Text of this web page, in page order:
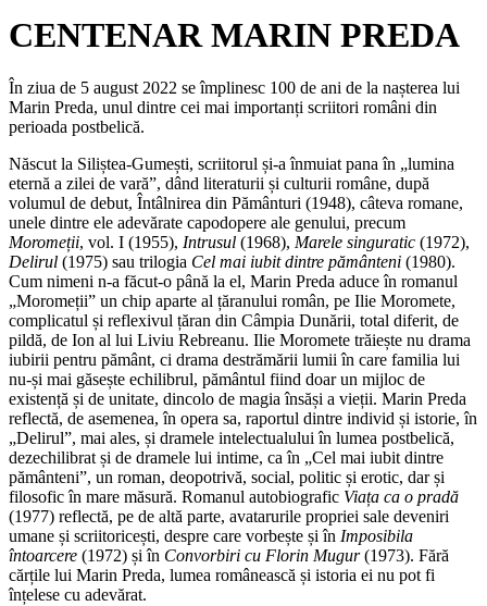
CENTENAR MARIN PREDA
În ziua de 5 august 2022 se împlinesc 100 de ani de la nașterea lui
Marin Preda, unul dintre cei mai importanți scriitori români din
perioada postbelică.
Născut la Siliștea-Gumești, scriitorul și-a înmuiat pana în „lumina
eternă a zilei de vară”, dând literaturii și culturii române, după
volumul de debut, Întâlnirea din Pământuri (1948), câteva romane,
unele dintre ele adevărate capodopere ale genului, precum
Moromeții, vol. I (1955), Intrusul (1968), Marele singuratic (1972),
Delirul (1975) sau trilogia Cel mai iubit dintre pământeni (1980).
Cum nimeni n-a făcut-o până la el, Marin Preda aduce în romanul
„Moromeții” un chip aparte al țăranului român, pe Ilie Moromete,
complicatul și reflexivul țăran din Câmpia Dunării, total diferit, de
pildă, de Ion al lui Liviu Rebreanu. Ilie Moromete trăiește nu drama
iubirii pentru pământ, ci drama destrămării lumii în care familia lui
nu-și mai găsește echilibrul, pământul fiind doar un mijloc de
existență și de unitate, dincolo de magia însăși a vieții. Marin Preda
reflectă, de asemenea, în opera sa, raportul dintre individ și istorie, în
„Delirul”, mai ales, și dramele intelectualului în lumea postbelică,
dezechilibrat și de dramele lui intime, ca în „Cel mai iubit dintre
pământeni”, un roman, deopotrivă, social, politic și erotic, dar și
filosofic în mare măsură. Romanul autobiografic Viața ca o pradă
(1977) reflectă, pe de altă parte, avatarurile propriei sale deveniri
umane și scriitoricești, despre care vorbește și în Imposibila
întoarcere (1972) și în Convorbiri cu Florin Mugur(1973). Fără
cărțile lui Marin Preda, lumea românească și istoria ei nu pot fi
înțelese cu adevărat.